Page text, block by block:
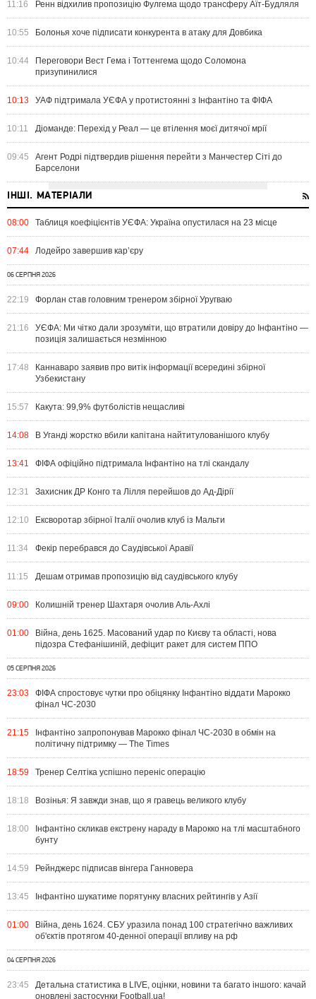
11:16 Ренн відхилив пропозицію Фулгема щодо трансферу Аїт-Будляля
10:55 Болонья хоче підписати конкурента в атаку для Довбика
10:44
Переговори Вест Гема і Тоттенгема щодо Соломона
призупинилися
10:13 УАФ підтримала УЄФА у протистоянні з Інфантіно та ФІФА
10:11 Діоманде: Перехід у Реал — це втілення моєї дитячої мрії
09:45
Агент Родрі підтвердив рішення перейти з Манчестер Сіті до
Барселони
ІНШІ. МАТЕРІАЛИ
08:00 Таблиця коефіцієнтів УЄФА: Україна опустилася на 23 місце
07:44 Лодейро завершив кар’єру
06 СЕРПНЯ 2026
22:19 Форлан став головним тренером збірної Уругваю
21:16
УЄФА: Ми чітко дали зрозуміти, що втратили довіру до Інфантіно —
позиція залишається незмінною
17:48
Каннаваро заявив про витік інформації всередині збірної
Узбекистану
15:57 Какута: 99,9% футболістів нещасливі
14:08 В Уганді жорстко вбили капітана найтитулованішого клубу
13:41 ФІФА офіційно підтримала Інфантіно на тлі скандалу
12:31 Захисник ДР Конго та Лілля перейшов до Ад-Дірії
12:10 Ексворотар збірної Італії очолив клуб із Мальти
11:34 Фекір перебрався до Саудівської Аравії
11:15 Дешам отримав пропозицію від саудівського клубу
09:00 Колишній тренер Шахтаря очолив Аль-Ахлі
01:00
Війна, день 1625. Масований удар по Києву та області, нова
підозра Стефанішиній, дефіцит ракет для систем ППО
05 СЕРПНЯ 2026
23:03
ФІФА спростовує чутки про обіцянку Інфантіно віддати Марокко
фінал ЧС-2030
21:15
Інфантіно запропонував Марокко фінал ЧС-2030 в обмін на
політичну підтримку — The Times
18:59 Тренер Селтіка успішно переніс операцію
18:18 Возінья: Я завжди знав, що я гравець великого клубу
18:00
Інфантіно скликав екстрену нараду в Марокко на тлі масштабного
бунту
14:59 Рейнджерс підписав вінгера Ганновера
13:45 Інфантіно шукатиме порятунку власних рейтингів у Азії
01:00
Війна, день 1624. СБУ уразила понад 100 стратегічно важливих
об'єктів протягом 40-денної операції впливу на рф
04 СЕРПНЯ 2026
23:45
Детальна статистика в LIVE, оцінки, новини та багато іншого: качай
оновлені застосунки Football.ua!